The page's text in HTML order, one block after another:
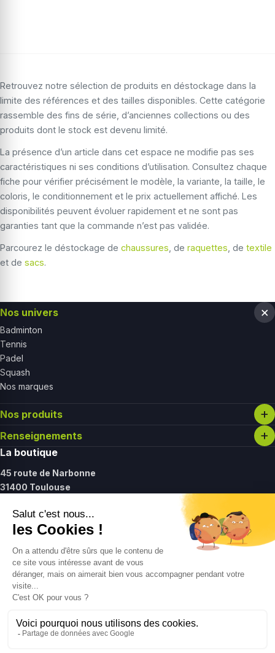
Retrouvez notre sélection de produits en déstockage dans la
limite des références et des tailles disponibles. Cette catégorie
rassemble des fins de série, d’anciennes collections ou des
produits dont le stock est devenu limité.
La présence d’un article dans cet espace ne modifie pas ses
caractéristiques ni ses conditions d’utilisation. Consultez chaque
fiche pour vérifier précisément le modèle, la variante, la taille, le
coloris, le conditionnement et le prix actuellement affiché. Les
disponibilités peuvent évoluer rapidement et ne sont pas
garanties tant que la commande n’est pas validée.
Parcourez le déstockage de chaussures , de raquettes , de textile
et de sacs.
Nos univers
Badminton
Tennis
Padel
Squash
Nos marques
Nos produits
Renseignements
La boutique
45 route de Narbonne
31400 Toulouse
Samedi :
11h - 17h
Contact
09 61 27 37 12
contact@gointolife.com